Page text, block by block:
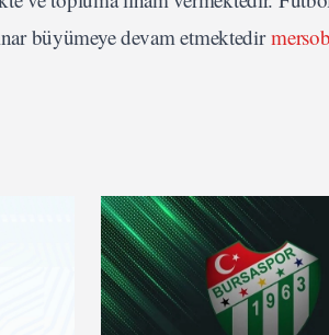
büyümeye devam etmektedir